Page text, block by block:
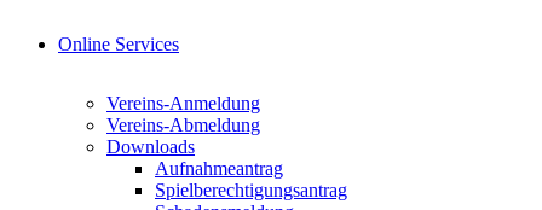
Online Services
Vereins-Anmeldung
Vereins-Abmeldung
Downloads
Aufnahmeantrag
Spielberechtigungsantrag